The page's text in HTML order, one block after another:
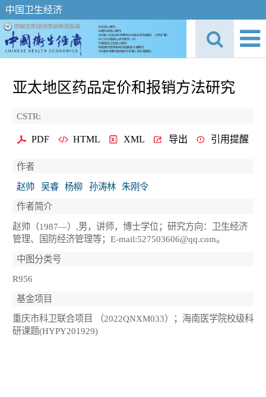
中国卫生经济
亚太地区药品定价和报销方法研究
CSTR:
PDF HTML XML 导出 引用提醒
作者
赵帅
吴睿 杨柳 孙涛林
朱刚令
作者简介
赵帅（1987—）,男，讲师，博士学位；研究方向：卫生经济
管理、国防经济管理等；E-mail:527503606@qq.com。
中图分类号
R956
基金项目
重庆市科卫联合项目 （2022QNXM033）；海南医学院校级科
研课题(HYPY201929)